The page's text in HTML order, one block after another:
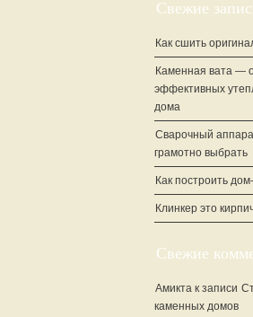
Свежие
Как сшить
Каменная вата —
эффективных
дома
Сварочный
грамотно выбрать
Как построить
Клинкер это
Свежие
Амикта к записи
каменных домов